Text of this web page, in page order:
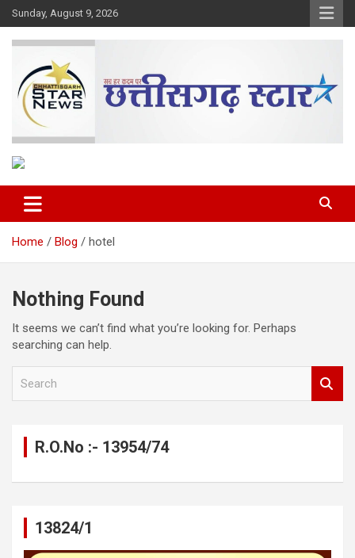
Skip
to
content
Sunday, August 9, 2026
Chhattisgarh Star
Home Blog hotel
Nothing Found
It seems we can’t find what you’re looking for. Perhaps
searching can help.
R.O.No :- 13954/74
13824/1